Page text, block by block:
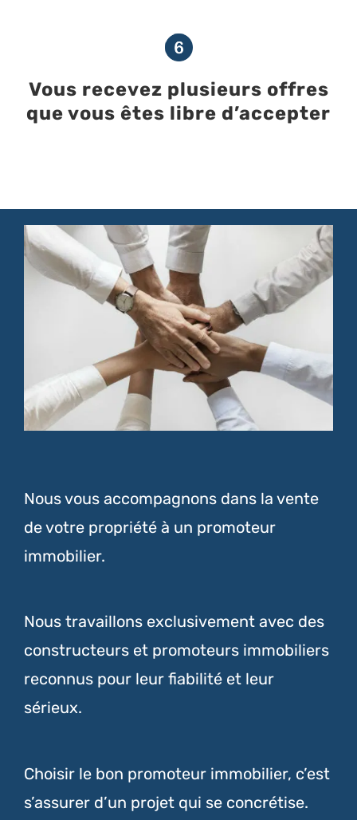
Vous recevez plusieurs offres
que vous êtes libre d’accepter
Nous vous accompagnons dans la vente
de votre propriété à un promoteur
immobilier.
Nous travaillons exclusivement avec des
constructeurs et promoteurs immobiliers
reconnus pour leur fiabilité et leur
sérieux.
Choisir le bon promoteur immobilier, c’est
s’assurer d’un projet qui se concrétise.